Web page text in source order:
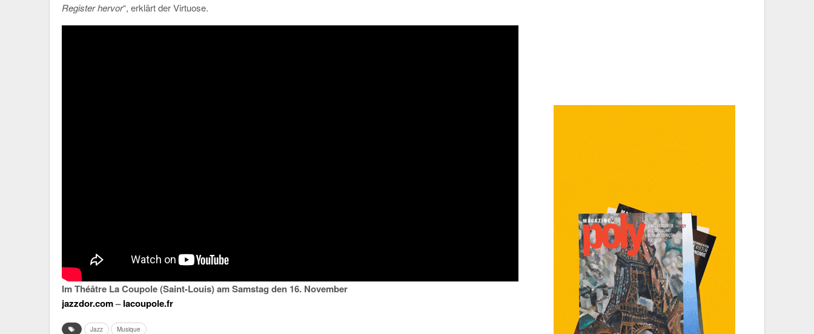
Register hervor“, erklärt der Virtuose.
Im Théâtre La Coupole (Saint-Louis) am Samstag den 16. November
jazzdor.com–lacoupole.fr
Jazz Musique